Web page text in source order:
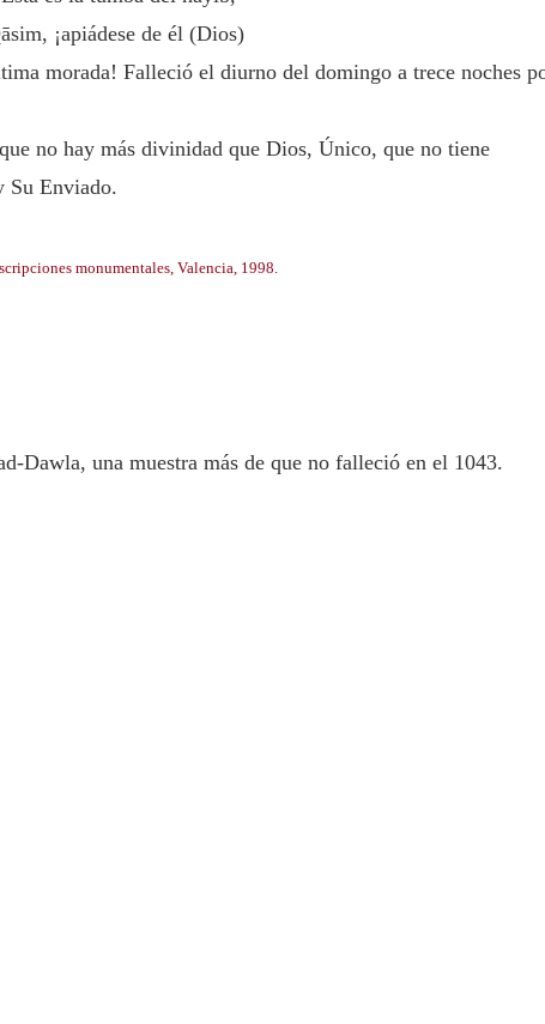
¡apiádese de él (Dios)
morada! Falleció el diurno del domingo a trece noches
no hay más divinidad que Dios, Único, que no tiene
Su Enviado.
monumentales, Valencia, 1998.
Dawla, una muestra más de que no falleció en el 1043.